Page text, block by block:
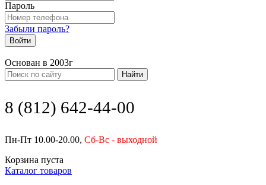
Пароль
Забыли пароль?
Войти
Основан в 2003г
Найти
8 (812) 642-44-00
Пн-Пт 10.00-20.00, Сб-Вс - выходной
Корзина пуста
Каталог товаров